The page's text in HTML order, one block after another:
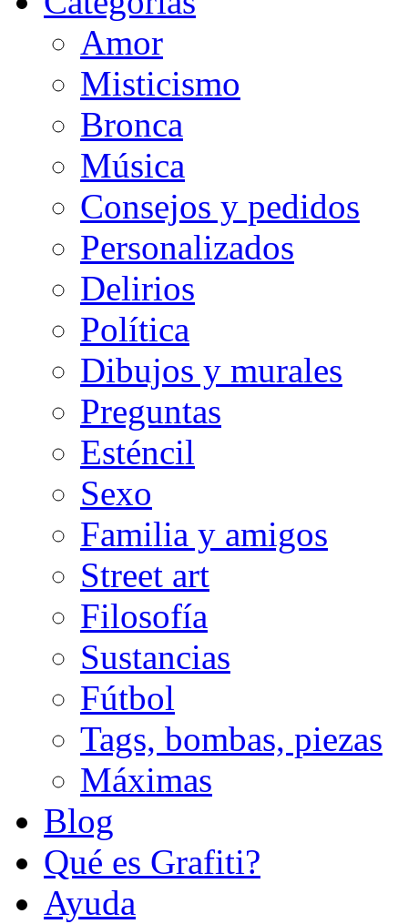
Amor
Misticismo
Bronca
Música
Consejos y pedidos
Personalizados
Delirios
Política
Dibujos y murales
Preguntas
Esténcil
Sexo
Familia y amigos
Street art
Filosofía
Sustancias
Fútbol
Tags, bombas, piezas
Máximas
Blog
Qué es Grafiti?
Ayuda